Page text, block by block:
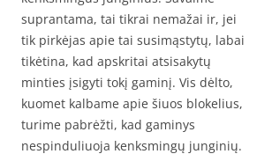
suprantama, tai tikrai nemažai ir, jei
tik pirkėjas apie tai susimąstytų, labai
tikėtina, kad apskritai atsisakytų
minties įsigyti tokį gaminį. Vis dėlto,
kuomet kalbame apie šiuos blokelius,
turime pabrėžti, kad gaminys
nespinduliuoja kenksmingų junginių.